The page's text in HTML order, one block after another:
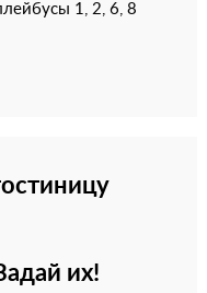
1, 2, 6, 8
их!